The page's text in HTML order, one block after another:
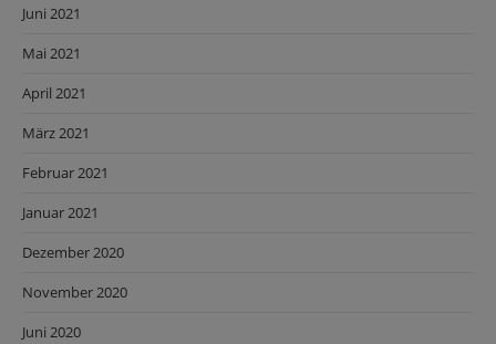
Juni 2021
Mai 2021
April 2021
März 2021
Februar 2021
Januar 2021
Dezember 2020
November 2020
Juni 2020